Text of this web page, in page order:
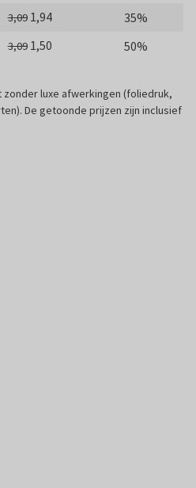
3,09 1,94
35%
3,09 1,50 50%
zonder luxe afwerkingen (foliedruk,
De getoonde prijzen zijn inclusief